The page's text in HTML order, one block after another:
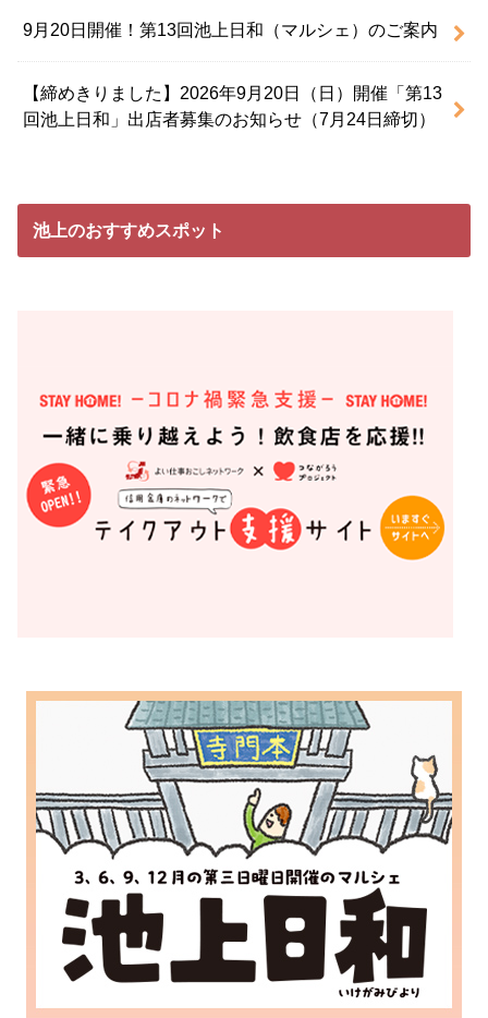
9月20日開催！第13回池上日和（マルシェ）のご案内
【締めきりました】2026年9月20日（日）開催「第13
回池上日和」出店者募集のお知らせ（7月24日締切）
池上のおすすめスポット